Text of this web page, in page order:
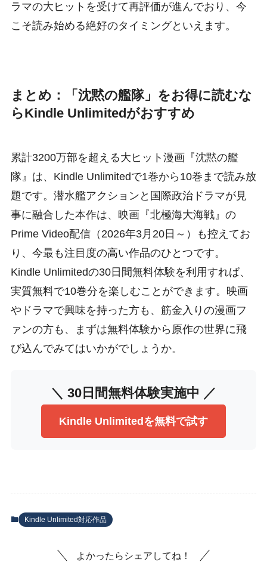
ラマの大ヒットを受けて再評価が進んでおり、今
こそ読み始める絶好のタイミングといえます。
まとめ：「沈黙の艦隊」をお得に読むな
らKindle Unlimitedがおすすめ
累計3200万部を超える大ヒット漫画『沈黙の艦
隊』は、Kindle Unlimitedで1巻から10巻まで読み放
題です。潜水艦アクションと国際政治ドラマが見
事に融合した本作は、映画『北極海大海戦』の
Prime Video配信（2026年3月20日～）も控えてお
り、今最も注目度の高い作品のひとつです。
Kindle Unlimitedの30日間無料体験を利用すれば、
実質無料で10巻分を楽しむことができます。映画
やドラマで興味を持った方も、筋金入りの漫画フ
ァンの方も、まずは無料体験から原作の世界に飛
び込んでみてはいかがでしょうか。
＼ 30日間無料体験実施中 ／
Kindle Unlimitedを無料で試す
Kindle Unlimited対応作品
よかったらシェアしてね！